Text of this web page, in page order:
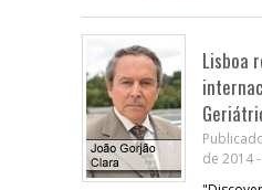
Lisboa
de 2014